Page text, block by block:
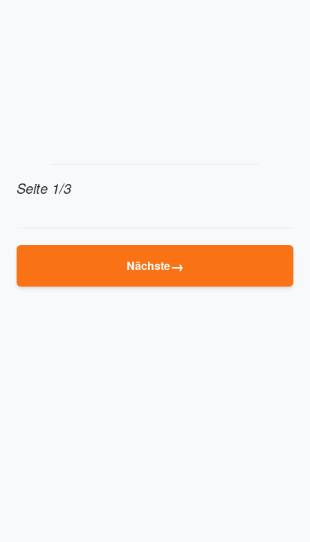
Seite 1/3
Nächste→